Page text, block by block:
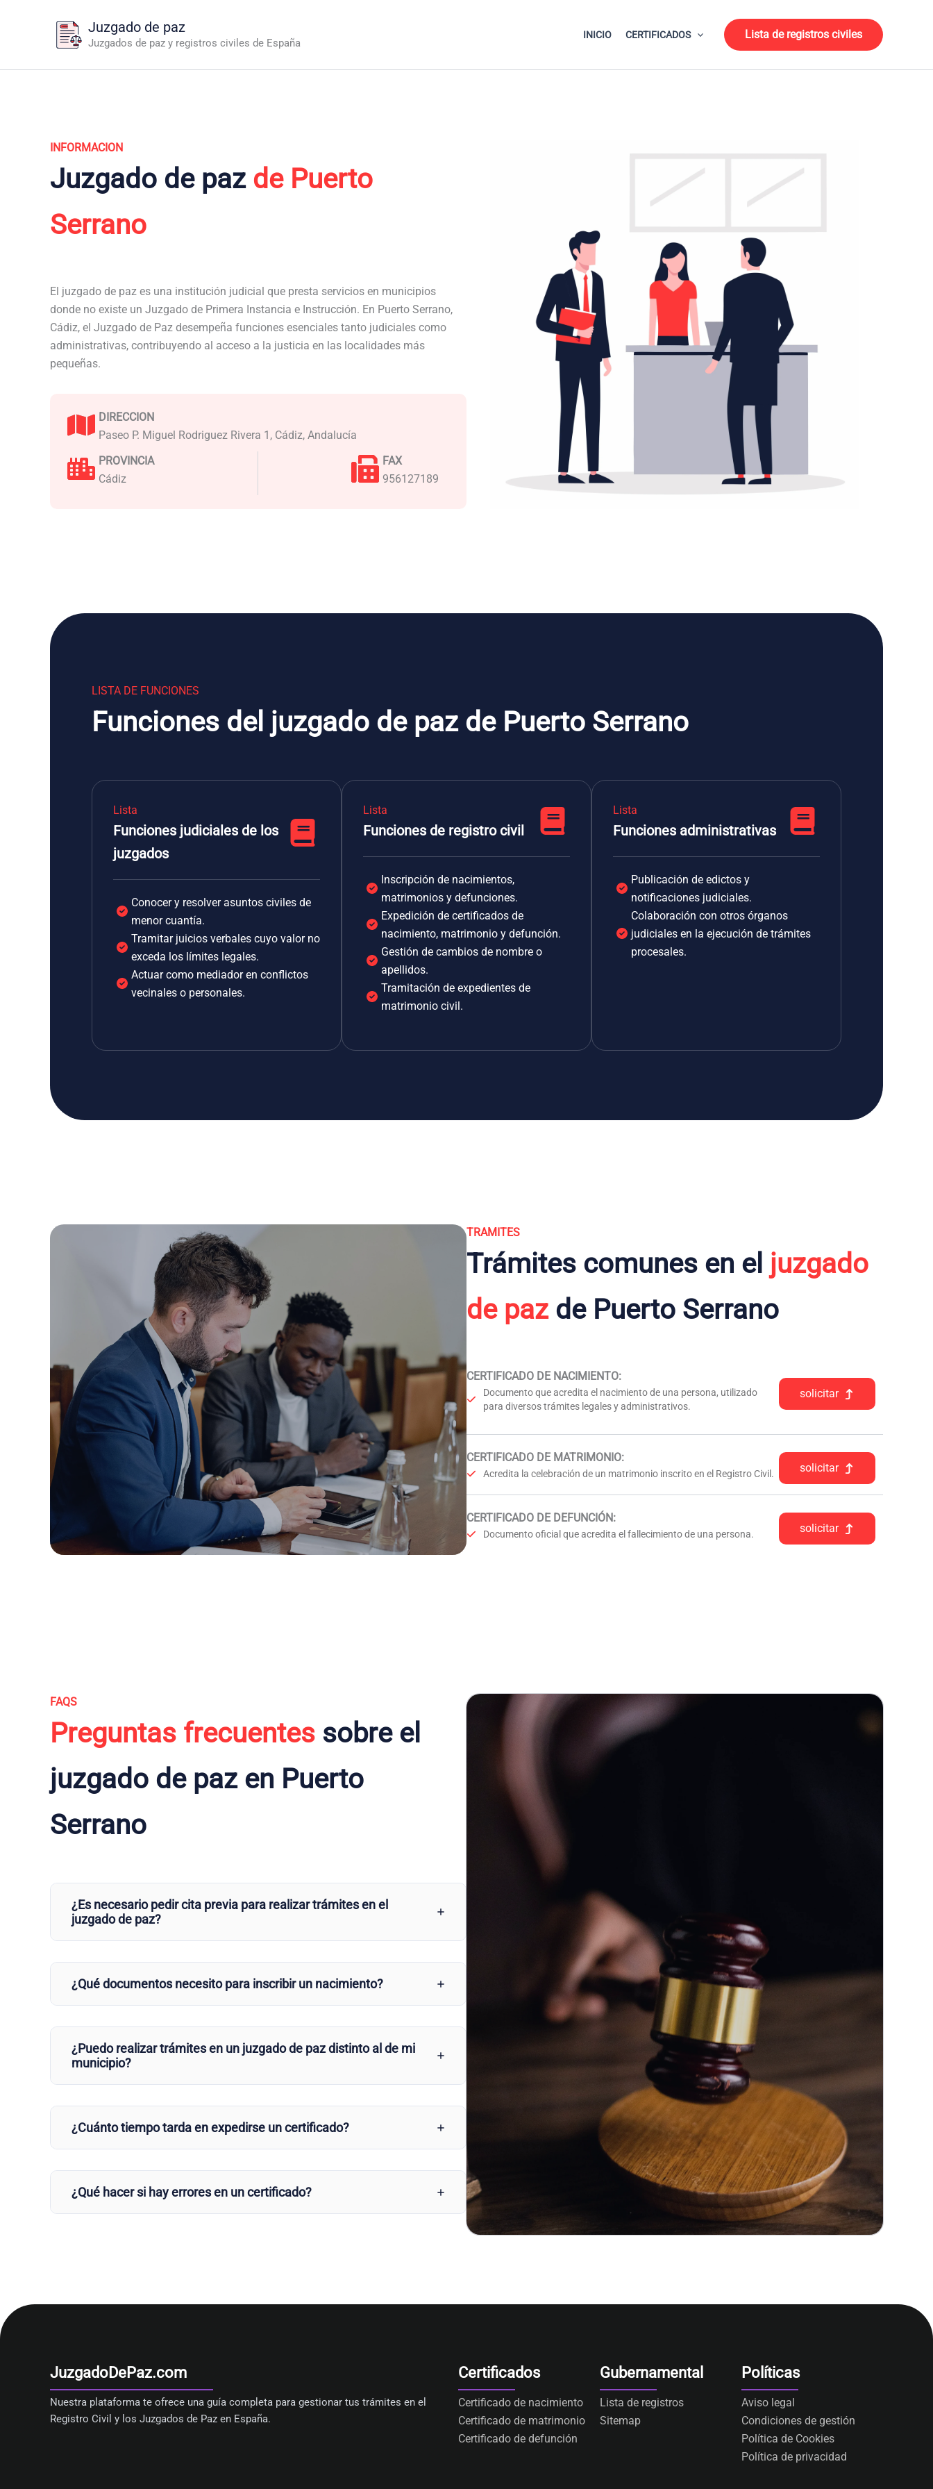
Juzgado de paz
Juzgados de paz y registros civiles de España
INICIO CERTIFICADOS Lista de registros civiles
INFORMACION
Juzgado de paz de Puerto
Serrano
El juzgado de paz es una institución judicial que presta servicios en municipios
donde no existe un Juzgado de Primera Instancia e Instrucción. En Puerto Serrano,
Cádiz, el Juzgado de Paz desempeña funciones esenciales tanto judiciales como
administrativas, contribuyendo al acceso a la justicia en las localidades más
pequeñas.
DIRECCION
Paseo P. Miguel Rodriguez Rivera 1, Cádiz, Andalucía
PROVINCIA
Cádiz
FAX
956127189
LISTA DE FUNCIONES
Funciones del juzgado de paz de Puerto Serrano
Lista
Funciones judiciales de los
juzgados
Conocer y resolver asuntos civiles de
menor cuantía.
Tramitar juicios verbales cuyo valor no
exceda los límites legales.
Actuar como mediador en conflictos
vecinales o personales.
Lista
Funciones de registro civil
Inscripción de nacimientos,
matrimonios y defunciones.
Expedición de certificados de
nacimiento, matrimonio y defunción.
Gestión de cambios de nombre o
apellidos.
Tramitación de expedientes de
matrimonio civil.
Lista
Funciones administrativas
Publicación de edictos y
notificaciones judiciales.
Colaboración con otros órganos
judiciales en la ejecución de trámites
procesales.
TRAMITES
Trámites comunes en el juzgado
de pazde Puerto Serrano
CERTIFICADO DE NACIMIENTO:
Documento que acredita el nacimiento de una persona, utilizado
para diversos trámites legales y administrativos.
solicitar
CERTIFICADO DE MATRIMONIO:
Acredita la celebración de un matrimonio inscrito en el Registro Civil. solicitar
CERTIFICADO DE DEFUNCIÓN:
Documento oficial que acredita el fallecimiento de una persona. solicitar
FAQS
Preguntas frecuentes sobre el
juzgado de paz en Puerto
Serrano
¿Es necesario pedir cita previa para realizar trámites en el
juzgado de paz?
¿Qué documentos necesito para inscribir un nacimiento?
¿Puedo realizar trámites en un juzgado de paz distinto al de mi
municipio?
¿Cuánto tiempo tarda en expedirse un certificado?
¿Qué hacer si hay errores en un certificado?
JuzgadoDePaz.com
Nuestra plataforma te ofrece una guía completa para gestionar tus trámites en el
Registro Civil y los Juzgados de Paz en España.
Certificados
Certificado de nacimiento
Certificado de matrimonio
Certificado de defunción
Gubernamental
Lista de registros
Sitemap
Políticas
Aviso legal
Condiciones de gestión
Política de Cookies
Política de privacidad